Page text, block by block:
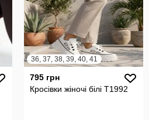
36, 37, 38, 39, 40, 41
795 грн
Кросівки жіночі білі Т1992